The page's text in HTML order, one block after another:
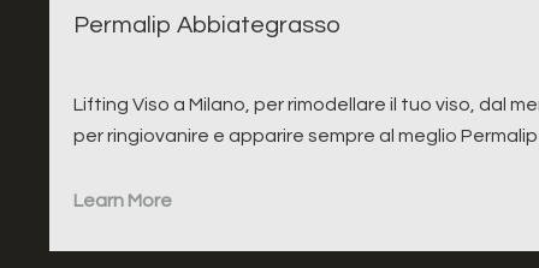
Permalip Abbiategrasso
Lifting Viso a Milano, per rimodellare il tuo viso, dal
per ringiovanire e apparire sempre al meglio
Learn More